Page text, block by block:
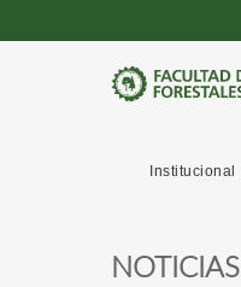
Institucional
NOTICIAS